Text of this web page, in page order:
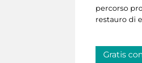
percorso
restauro di
Gratis